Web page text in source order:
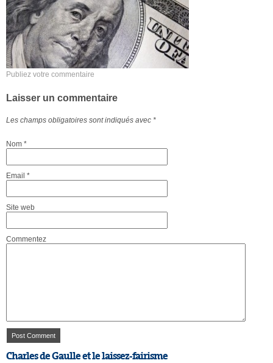
Publiez votre commentaire
Laisser un commentaire
Les champs obligatoires sont indiqués avec *
Nom *
Email *
Site web
Commentez
Charles de Gaulle et le laissez-fairisme